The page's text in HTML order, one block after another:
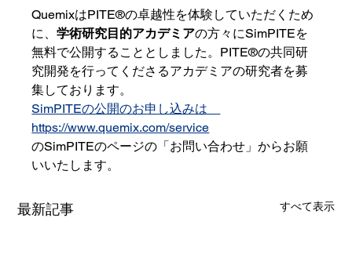
QuemixはPITE®️の卓越性を体験していただくため
に、学術研究目的アカデミアの方々にSimPITEを
無料で公開することとしました。PITE®️の共同研
究開発を行ってくださるアカデミアの研究者を募
集しております。
SimPITEの公開のお申し込みは
https://www.quemix.com/service
のSimPITEのページの「お問い合わせ」からお願
いいたします。
最新記事 すべて表示